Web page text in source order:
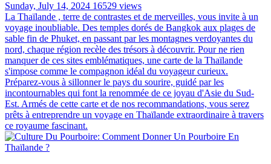
Sunday, July 14, 2024 16529 views
La Thaïlande , terre de contrastes et de merveilles, vous invite à un
voyage inoubliable. Des temples dorés de Bangkok aux plages de
sable fin de Phuket, en passant par les montagnes verdoyantes du
nord, chaque région recèle des trésors à découvrir. Pour ne rien
manquer de ces sites emblématiques, une carte de la Thaïlande
s'impose comme le compagnon idéal du voyageur curieux.
Préparez-vous à sillonner le pays du sourire, guidé par les
incontournables qui font la renommée de ce joyau d'Asie du Sud-
Est. Armés de cette carte et de nos recommandations, vous serez
prêts à entreprendre un voyage en Thaïlande extraordinaire à travers
ce royaume fascinant.